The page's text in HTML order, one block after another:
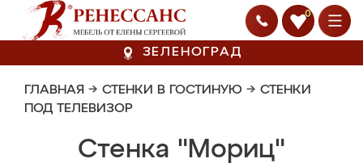
0
ЗЕЛЕНОГРАД
ГЛАВНАЯ → СТЕНКИ В ГОСТИНУЮ → СТЕНКИ
ПОД ТЕЛЕВИЗОР
Стенка "Мориц"